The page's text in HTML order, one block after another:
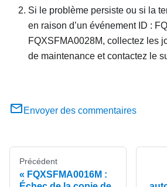
Si le problème persiste ou si la
en raison d’un événement ID :
FQXSFMA0028M, collectez les
de maintenance et contactez le
Envoyer des commentaires
Précédent
FQXSFMA0016M :